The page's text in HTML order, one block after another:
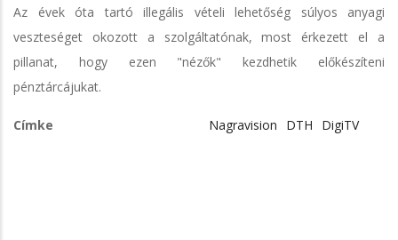
Az évek óta tartó illegális vételi lehetőség súlyos anyagi
veszteséget okozott a szolgáltatónak, most érkezett el a
pillanat, hogy ezen "nézők" kezdhetik előkészíteni
pénztárcájukat.
Címke Nagravision DTH DigiTV